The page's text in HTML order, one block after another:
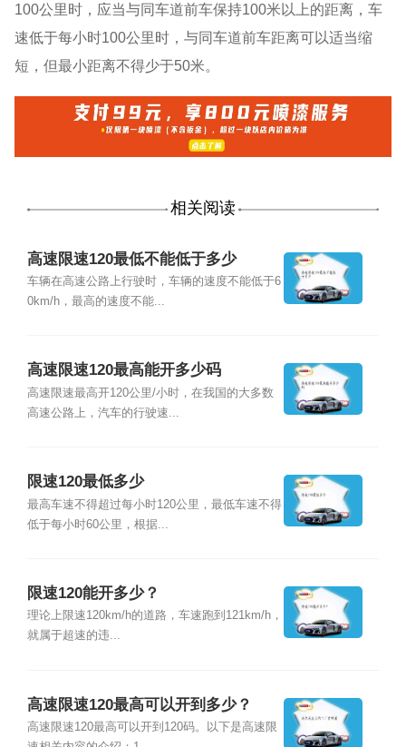
100公里时，应当与同车道前车保持100米以上的距离，车
速低于每小时100公里时，与同车道前车距离可以适当缩
短，但最小距离不得少于50米。
相关阅读
高速限速120最低不能低于多少
车辆在高速公路上行驶时，车辆的速度不能低于6
0km/h，最高的速度不能...
高速限速120最高能开多少码
高速限速最高开120公里/小时，在我国的大多数
高速公路上，汽车的行驶速...
限速120最低多少
最高车速不得超过每小时120公里，最低车速不得
低于每小时60公里，根据...
限速120能开多少？
理论上限速120km/h的道路，车速跑到121km/h，
就属于超速的违...
高速限速120最高可以开到多少？
高速限速120最高可以开到120码。以下是高速限